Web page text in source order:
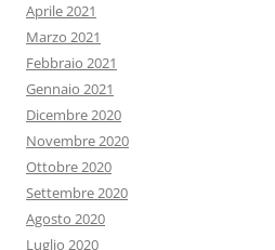
Aprile 2021
Marzo 2021
Febbraio 2021
Gennaio 2021
Dicembre 2020
Novembre 2020
Ottobre 2020
Settembre 2020
Agosto 2020
Luglio 2020